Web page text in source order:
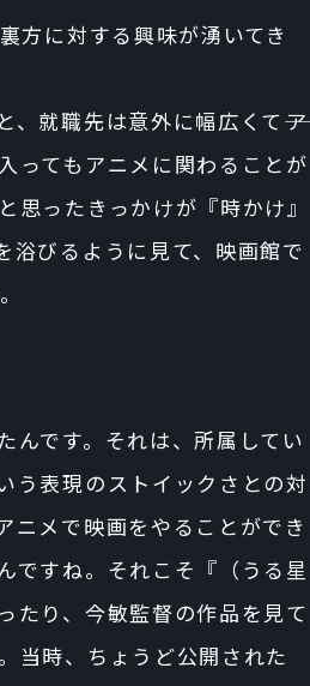
方に対する興味が湧いてき
就職先は意外に幅広くて――ア
ってもアニメに関わることが
思ったきっかけが『時かけ』
浴びるように見て、映画館で
です。それは、所属してい
う表現のストイックさとの対
ニメで映画をやることができ
ですね。それこそ『（うる星
たり、今敏監督の作品を見て
当時、ちょうど公開された